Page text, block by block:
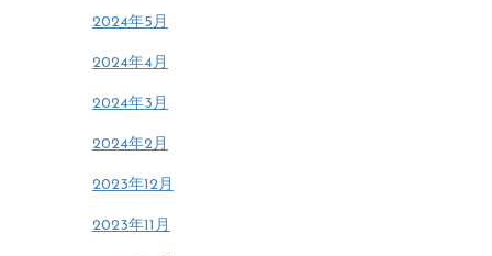
2024年5月
2024年4月
2024年3月
2024年2月
2023年12月
2023年11月